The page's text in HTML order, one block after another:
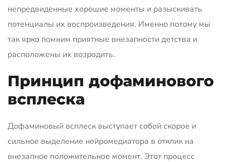
непредвиденные хорошие моменты и разыскивать
потенциалы их воспроизведения. Именно потому мы
так ярко помним приятные внезапности детства и
расположены их возродить.
Принцип дофаминового
всплеска
Дофаминовый всплеск выступает собой скорое и
сильное выделение нейромедиатора в отклик на
внезапное положительное момент. Этот процесс